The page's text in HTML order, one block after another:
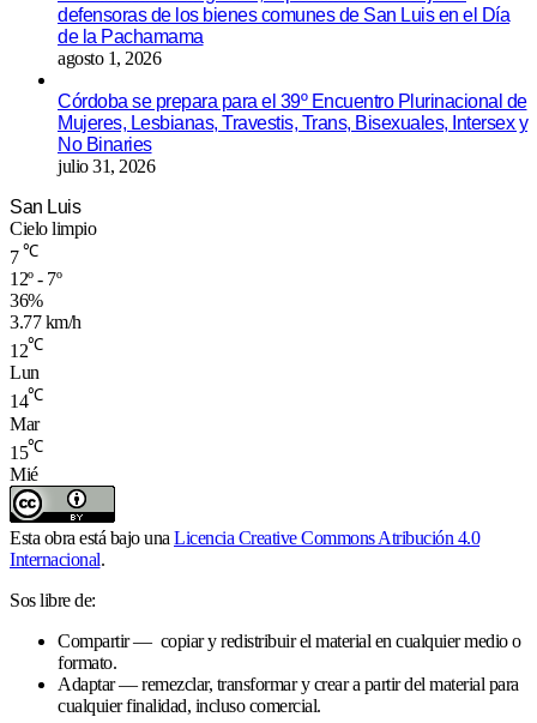
defensoras de los bienes comunes de San Luis en el Día
de la Pachamama
agosto 1, 2026
Córdoba se prepara para el 39º Encuentro Plurinacional de
Mujeres, Lesbianas, Travestis, Trans, Bisexuales, Intersex y
No Binaries
julio 31, 2026
San Luis
Cielo limpio
7 ℃
12º - 7º
36%
3.77 km/h
12℃
Lun
14℃
Mar
15℃
Mié
Esta obra está bajo una Licencia Creative Commons Atribución 4.0
Internacional.
Sos libre de:
Compartir — copiar y redistribuir el material en cualquier medio o
formato.
Adaptar — remezclar, transformar y crear a partir del material para
cualquier finalidad, incluso comercial.